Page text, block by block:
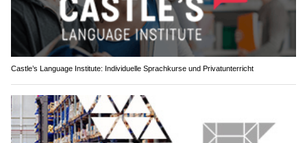
Castle’s Language Institute: Individuelle Sprachkurse und Privatunterricht